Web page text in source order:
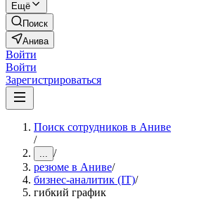
Ещё
Поиск
Анива
Войти
Войти
Зарегистрироваться
Поиск сотрудников в Аниве
/
... /
резюме в Аниве/
бизнес-аналитик (IT)/
гибкий график